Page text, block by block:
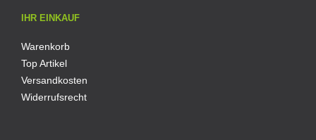
IHR EINKAUF
Warenkorb
Top Artikel
Versandkosten
Widerrufsrecht